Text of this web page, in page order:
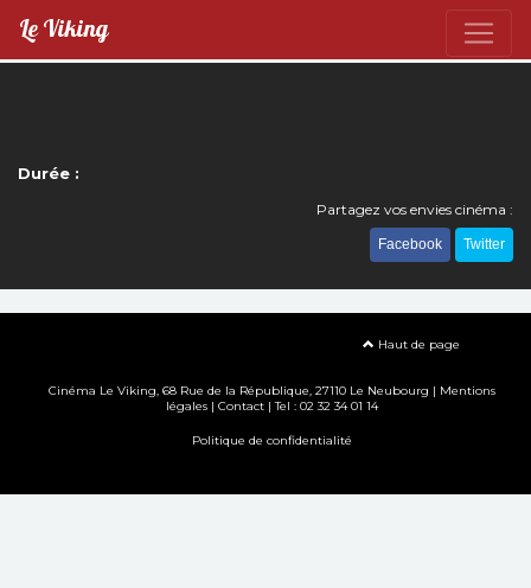
Le Viking
Durée :
Partagez vos envies cinéma :
Facebook Twitter
Haut de page
Cinéma Le Viking, 68 Rue de la République, 27110 Le Neubourg | Mentions
légales| Contact| Tel : 02 32 34 01 14
Politique de confidentialité